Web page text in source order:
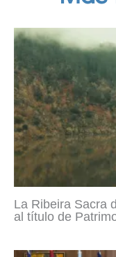
La Ribeira Sacra
al título de